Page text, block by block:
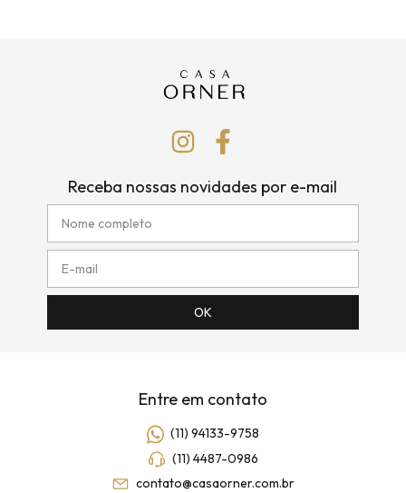
Receba nossas novidades por e-mail
Entre em contato
(11) 94133-9758
(11) 4487-0986
contato@casaorner.com.br